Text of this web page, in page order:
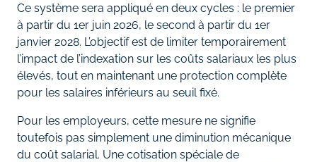
Ce système sera appliqué en deux cycles : le premier
à partir du 1er juin 2026, le second à partir du 1er
janvier 2028. L’objectif est de limiter temporairement
l’impact de l’indexation sur les coûts salariaux les plus
élevés, tout en maintenant une protection complète
pour les salaires inférieurs au seuil fixé.
Pour les employeurs, cette mesure ne signifie
toutefois pas simplement une diminution mécanique
du coût salarial. Une cotisation spéciale de